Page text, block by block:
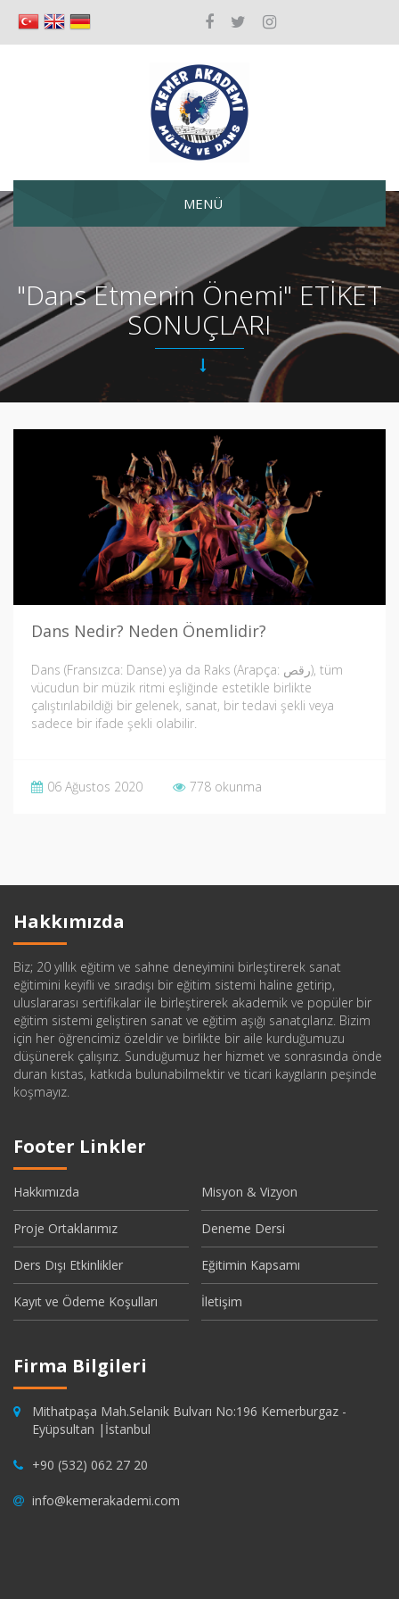
MENÜ
"Dans Etmenin Önemi" ETİKET
SONUÇLARI
Dans Nedir? Neden Önemlidir?
Dans (Fransızca: Danse) ya da Raks (Arapça: رقص), tüm
vücudun bir müzik ritmi eşliğinde estetikle birlikte
çalıştırılabildiği bir gelenek, sanat, bir tedavi şekli veya
sadece bir ifade şekli olabilir.
06 Ağustos 2020 778 okunma
Hakkımızda
Biz; 20 yıllık eğitim ve sahne deneyimini birleştirerek sanat
eğitimini keyifli ve sıradışı bir eğitim sistemi haline getirip,
uluslararası sertifikalar ile birleştirerek akademik ve popüler bir
eğitim sistemi geliştiren sanat ve eğitim aşığı sanatçılarız. Bizim
için her öğrencimiz özeldir ve birlikte bir aile kurduğumuzu
düşünerek çalışırız. Sunduğumuz her hizmet ve sonrasında önde
duran kıstas, katkıda bulunabilmektir ve ticari kaygıların peşinde
koşmayız.
Footer Linkler
Hakkımızda Misyon & Vizyon
Proje Ortaklarımız Deneme Dersi
Ders Dışı Etkinlikler Eğitimin Kapsamı
Kayıt ve Ödeme Koşulları İletişim
Firma Bilgileri
Mithatpaşa Mah.Selanik Bulvarı No:196 Kemerburgaz -
Eyüpsultan |İstanbul
+90 (532) 062 27 20
info@kemerakademi.com